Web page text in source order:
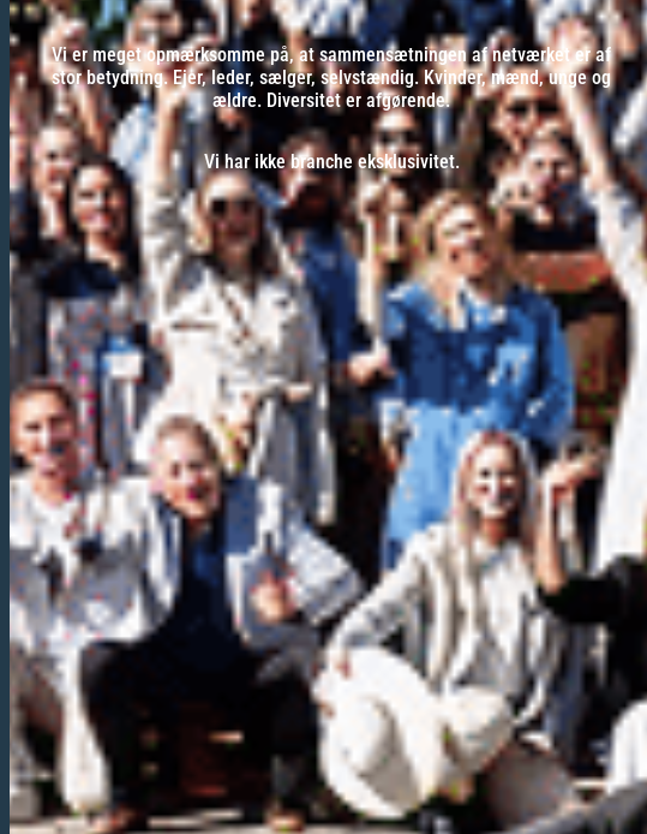
Vi er meget opmærksomme på, at sammensætningen af netværket er af
stor betydning. Ejer, leder, sælger, selvstændig. Kvinder, mænd, unge og
ældre. Diversitet er afgørende.
Vi har ikke branche eksklusivitet.